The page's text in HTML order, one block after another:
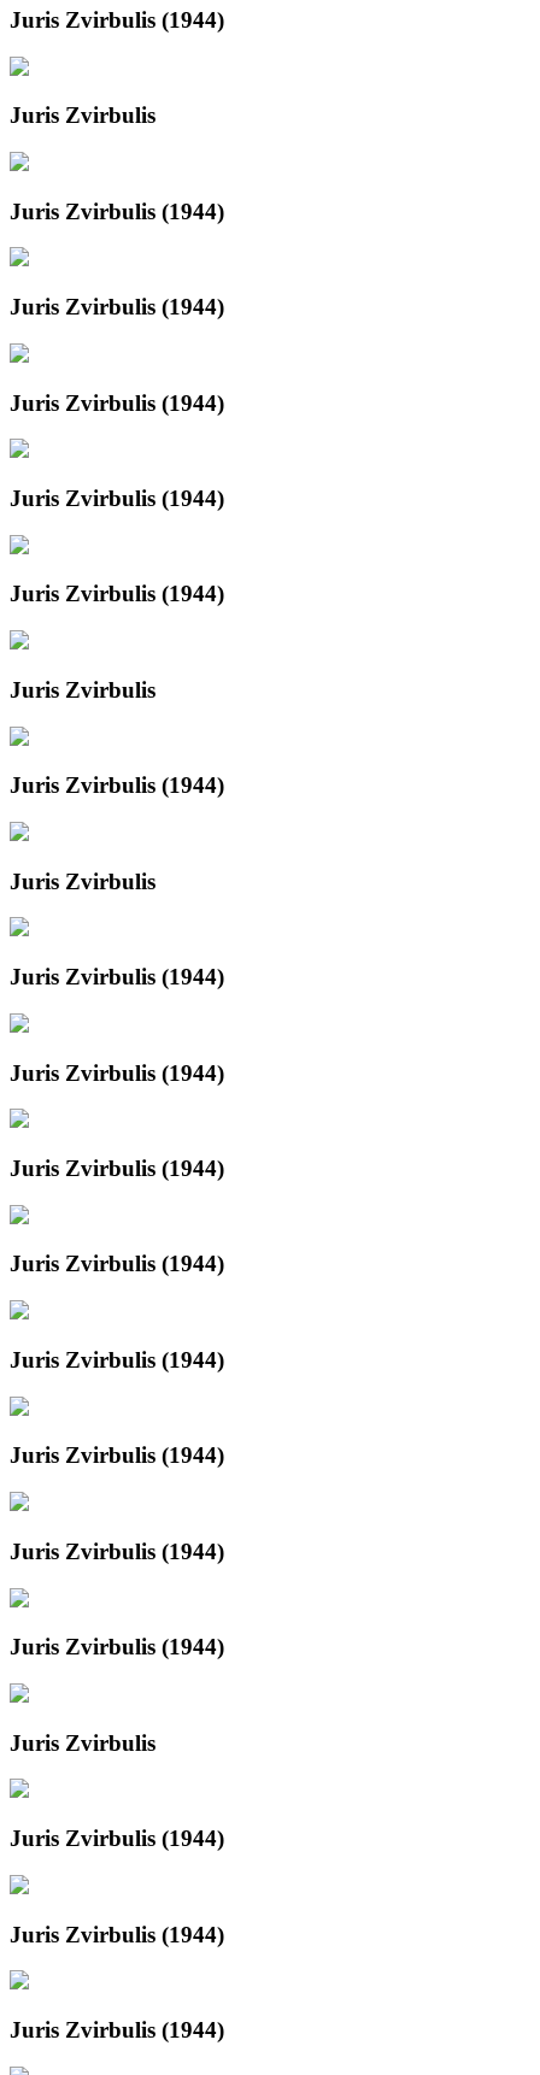
Juris Zvirbulis (1944)
Juris Zvirbulis
Juris Zvirbulis (1944)
Juris Zvirbulis (1944)
Juris Zvirbulis (1944)
Juris Zvirbulis (1944)
Juris Zvirbulis (1944)
Juris Zvirbulis
Juris Zvirbulis (1944)
Juris Zvirbulis
Juris Zvirbulis (1944)
Juris Zvirbulis (1944)
Juris Zvirbulis (1944)
Juris Zvirbulis (1944)
Juris Zvirbulis (1944)
Juris Zvirbulis (1944)
Juris Zvirbulis (1944)
Juris Zvirbulis (1944)
Juris Zvirbulis
Juris Zvirbulis (1944)
Juris Zvirbulis (1944)
Juris Zvirbulis (1944)